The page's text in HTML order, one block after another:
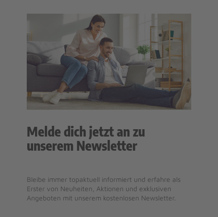
Melde dich jetzt an zu
unserem Newsletter
Bleibe immer topaktuell informiert und erfahre als
Erster von Neuheiten, Aktionen und exklusiven
Angeboten mit unserem kostenlosen Newsletter.